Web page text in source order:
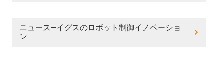
ニュース―イグスのロボット制御イノベーショ
ン